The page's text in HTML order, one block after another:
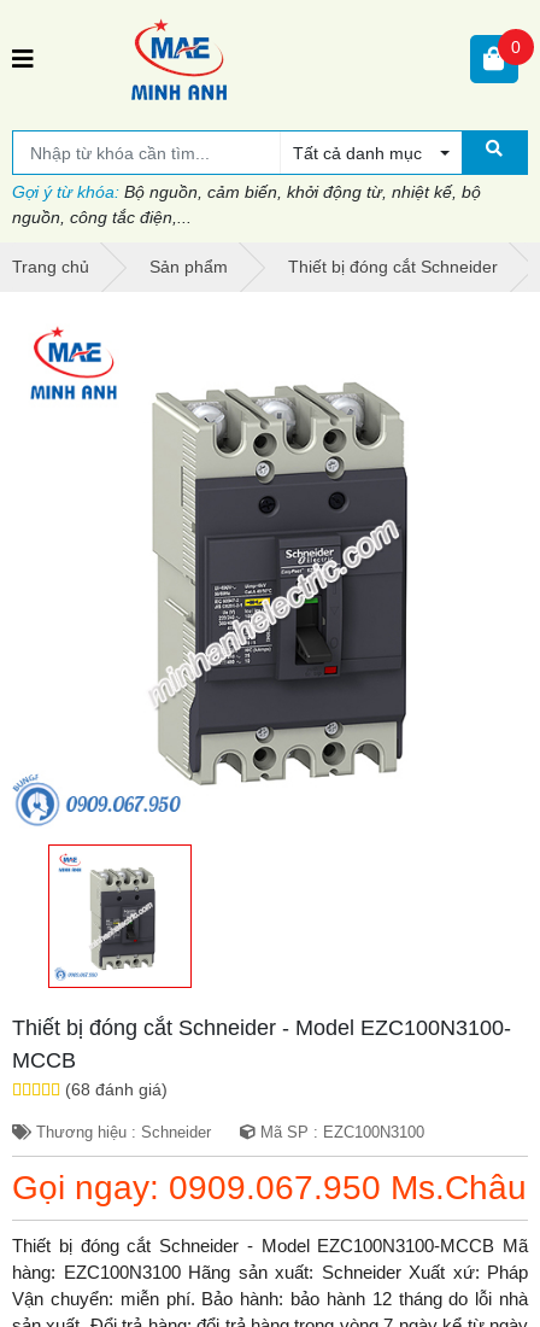
Tất cả danh mục
Gợi ý từ khóa: Bộ nguồn, cảm biến, khởi động từ, nhiệt kế, bộ
nguồn, công tắc điện,...
0
Trang chủ Sản phẩm Thiết bị đóng cắt Schneider
Thiết bị đóng cắt Schneider - Model EZC100N3100-
MCCB
(68 đánh giá)
Thương hiệu : Schneider Mã SP : EZC100N3100
Gọi ngay: 0909.067.950 Ms.Châu
Thiết bị đóng cắt Schneider - Model EZC100N3100-MCCB Mã
hàng: EZC100N3100 Hãng sản xuất: Schneider Xuất xứ: Pháp
Vận chuyển: miễn phí. Bảo hành: bảo hành 12 tháng do lỗi nhà